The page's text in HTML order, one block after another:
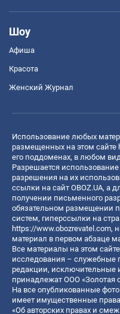
Шоу
Афиша
Красота
Женский Журнал
Использование любых
размещенных на этом сайте
его поддоменах, в любом
Разрешается
разрешения на их
ссылки на сайт OBOZ.UA, а
получении письменного
обязательном размещении
систем, гиперссылки на
https://www.obozrevatel.com,
материал в первом абзаце
Все материалы на этом
исследования – служебные
редакции, исключительные
принадлежат ООО «Золотая
На все опубликованные
имеет имущественные
«Об авторских правах и